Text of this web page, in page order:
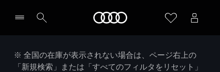
※ 全国の在庫が表示されない場合は、ページ右上の
「新規検索」または「すべてのフィルタをリセット」